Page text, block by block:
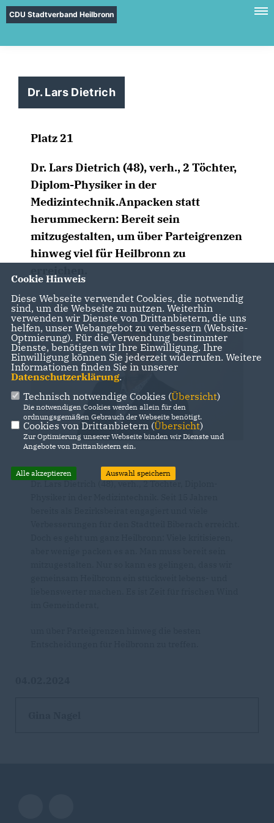
CDU Stadtverband Heilbronn
Dr. Lars Dietrich
Platz 21
Dr. Lars Dietrich (48), verh., 2 Töchter,
Diplom-Physiker in der
Medizintechnik.Anpacken statt
herummeckern: Bereit sein
mitzugestalten, um über Parteigrenzen
hinweg viel für Heilbronn zu
Dr. Lars Dietrich (48), verh., 2 Töchter, Diplom-
Cookie Hinweis
Diese Webseite verwendet Cookies, die notwendig
sind, um die Webseite zu nutzen. Weiterhin
verwenden wir Dienste von Drittanbietern, die uns
helfen, unser Webangebot zu verbessern (Website-
Optmierung). Für die Verwendung bestimmter
Dienste, benötigen wir Ihre Einwilligung. Ihre
Einwilligung können Sie jederzeit widerrufen. Weitere
Informationen finden Sie in unserer
Datenschutzerklärung.
Technisch notwendige Cookies (Übersicht)
Die notwendigen Cookies werden allein für den
ordnungsgemäßen Gebrauch der Webseite benötigt.
Cookies von Drittanbietern (Übersicht)
Zur Optimierung unserer Webseite binden wir Dienste und
Angebote von Drittanbietern ein.
Alle akzeptieren Auswahl speichern